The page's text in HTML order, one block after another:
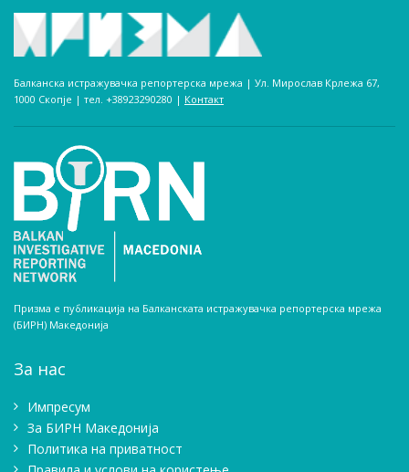
Балканска истражувачка репортерска мрежа | Ул. Мирослав Крлежа 67,
1000 Скопје | тел. +38923290280­ | Контакт
Призма е публикација на Балканската истражувачка репортерска мрежа
(БИРН) Македонија
За нас
Импресум
Зa БИРН Македонија
Политика на приватност